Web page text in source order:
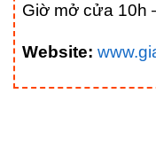
Giờ mở cửa 10h
Website: